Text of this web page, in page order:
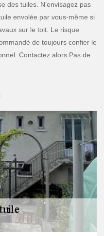
des tuiles. N’envisagez pas
envolée par vous-même si
sur le toit. Le risque
de toujours confier le
Contactez alors Pas de